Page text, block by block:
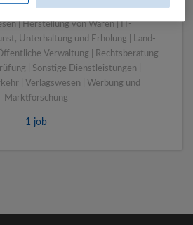
Finanz- und Versicherungsleistungen |
| Herstellung von Waren | IT-
Unterhaltung und Erholung | Land-
Verwaltung | Rechtsberatung
| Sonstige Dienstleistungen |
| Verlagswesen | Werbung und
Marktforschung
1 job